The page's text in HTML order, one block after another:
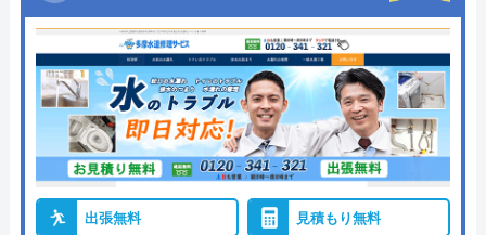
出張無料 見積もり無料